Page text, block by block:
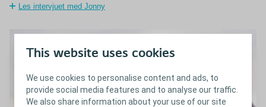
This website uses cookies
We use cookies to personalise content and ads, to
provide social media features and to analyse our traffic.
We also share information about your use of our site
Les intervjuet med Jonny